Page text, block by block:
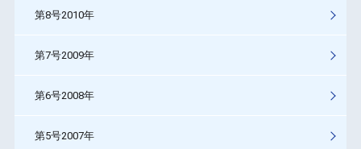
第8号2010年
第7号2009年
第6号2008年
第5号2007年